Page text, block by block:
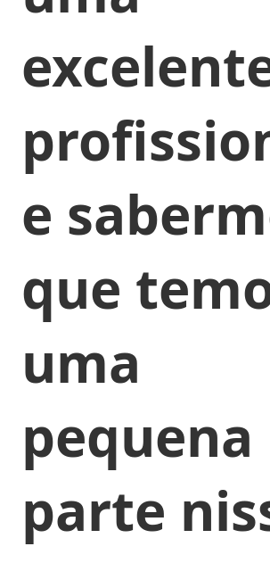
e
que
uma
pequena
parte